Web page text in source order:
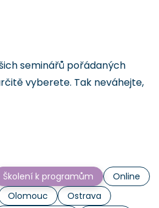
seminářů pořádaných
vyberete. Tak neváhejte,
Školení k programům
Online
Olomouc
Ostrava